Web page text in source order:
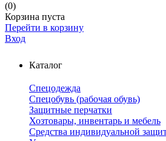
(0)
Корзина пуста
Перейти в корзину
Вход
Каталог
Спецодежда
Спецобувь (рабочая обувь)
Защитные перчатки
Хозтовары, инвентарь и мебель
Средства индивидуальной